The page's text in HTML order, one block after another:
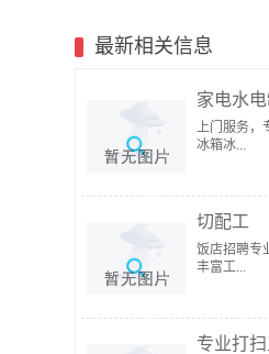
最新相关信息
家电水
上门服务，
冰箱冰...
切配工
饭店招聘专
丰富工...
专业打